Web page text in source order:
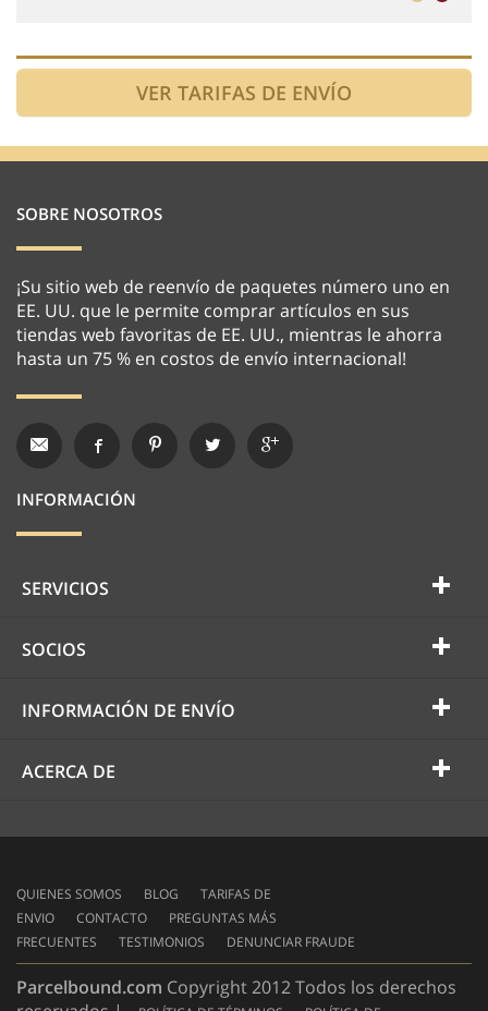
SOBRE NOSOTROS
¡Su sitio web de reenvío de paquetes número uno en
EE. UU. que le permite comprar artículos en sus
tiendas web favoritas de EE. UU., mientras le ahorra
hasta un 75 % en costos de envío internacional!
INFORMACIÓN
SERVICIOS
SOCIOS
INFORMACIÓN DE ENVÍO
ACERCA DE
QUIENES SOMOS BLOG
TARIFAS DE
ENVIO
CONTACTO
PREGUNTAS MÁS
FRECUENTES
TESTIMONIOS DENUNCIAR FRAUDE
Parcelbound.com Copyright 2012 Todos los derechos